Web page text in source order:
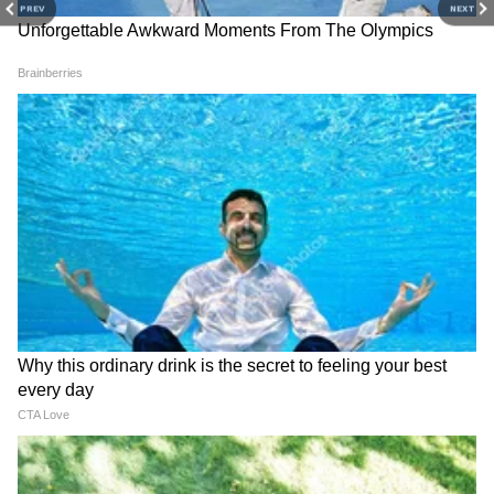
PREV NEXT
RECOMMENDED STORIES
Thane Viral Video : स्वच्छतेचा
सल्ला देणाऱ्या वृद्ध व्यक्तीला
मारहाण; टॅक्सी चालकाच्या विरोधात
FIR दाखल
Maharashtra Weather
Update : कोकणात मुसळधार